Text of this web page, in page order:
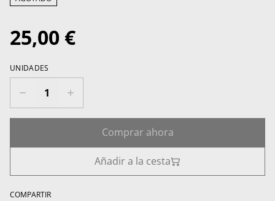
25,00 €
UNIDADES
Comprar ahora
Añadir a la cesta
COMPARTIR